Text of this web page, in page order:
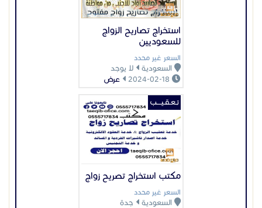
استخراج تصاريح الزواج
للسعوديين
السعر غير محدد
السعودية
لا يوجد
عرض
مكتب استخراج تصريح زواج
السعر غير محدد
السعودية
جدة
تـعـقـيــــب